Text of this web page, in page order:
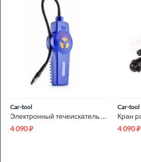
Car-tool
Электронный течеискатель фреона Car-Tool CT-M200
4 090₽
Car-tool
4 090₽